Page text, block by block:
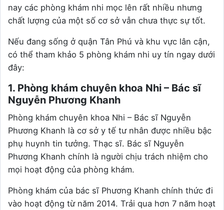
nay các phòng khám nhi mọc lên rất nhiều nhưng
chất lượng của một số cơ sở vẫn chưa thực sự tốt.
Nếu đang sống ở quận Tân Phú và khu vực lân cận,
có thể tham khảo 5 phòng khám nhi uy tín ngay dưới
đây:
1. Phòng khám chuyên khoa Nhi – Bác sĩ
Nguyễn Phương Khanh
Phòng khám chuyên khoa Nhi – Bác sĩ Nguyễn
Phương Khanh là cơ sở y tế tư nhân được nhiều bậc
phụ huynh tin tưởng. Thạc sĩ. Bác sĩ Nguyễn
Phương Khanh chính là người chịu trách nhiệm cho
mọi hoạt động của phòng khám.
Phòng khám của bác sĩ Phương Khanh chính thức đi
vào hoạt động từ năm 2014. Trải qua hơn 7 năm hoạt